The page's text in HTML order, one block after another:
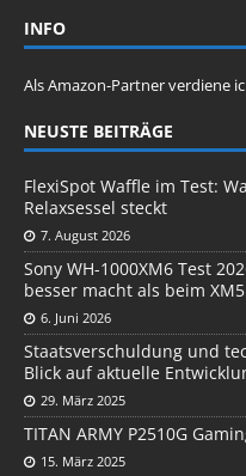
INFO
Als Amazon-Partner verdiene
NEUSTE BEITRÄGE
FlexiSpot Waffle im Test:
Relaxsessel steckt
7. August 2026
Sony WH-1000XM6 Test
besser macht als beim XM5
6. Juni 2026
Staatsverschuldung und
Blick auf aktuelle
29. März 2025
TITAN ARMY P2510G
15. März 2025